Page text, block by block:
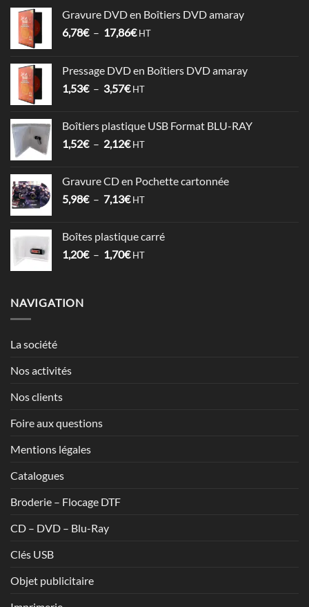
Gravure DVD en Boîtiers DVD amaray
6,78€ – 17,86€Plage
6,78€
à
HT
Pressage DVD en Boîtiers DVD amaray
1,53€ – 3,57€Plage
1,53€
à
HT
Boîtiers plastique USB Format BLU-RAY
1,52€ – 2,12€Plage
1,52€
à
HT
Gravure CD en Pochette cartonnée
5,98€ – 7,13€Plage
5,98€
à
HT
Boîtes plastique carré
1,20€ – 1,70€Plage
HT
NAVIGATION
La société
Nos activités
Nos clients
Foire aux questions
Mentions légales
Catalogues
Broderie – Flocage DTF
CD – DVD – Blu-Ray
Clés USB
Objet publicitaire